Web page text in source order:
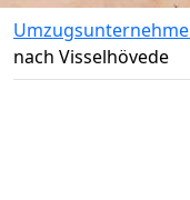
nach Visselhövede